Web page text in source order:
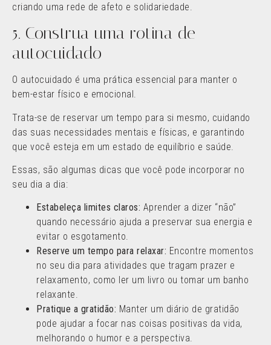
criando uma rede de afeto e solidariedade.
5. Construa uma rotina de
autocuidado
O autocuidado é uma prática essencial para manter o
bem-estar físico e emocional.
Trata-se de reservar um tempo para si mesmo, cuidando
das suas necessidades mentais e físicas, e garantindo
que você esteja em um estado de equilíbrio e saúde.
Essas, são algumas dicas que você pode incorporar no
seu dia a dia:
Estabeleça limites claros: Aprender a dizer “não”
quando necessário ajuda a preservar sua energia e
evitar o esgotamento.
Reserve um tempo para relaxar: Encontre momentos
no seu dia para atividades que tragam prazer e
relaxamento, como ler um livro ou tomar um banho
relaxante.
Pratique a gratidão: Manter um diário de gratidão
pode ajudar a focar nas coisas positivas da vida,
melhorando o humor e a perspectiva.